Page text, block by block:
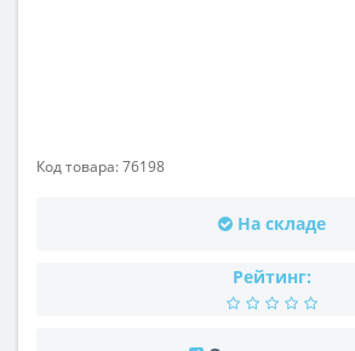
Код товара: 76198
На складе
Рейтинг: